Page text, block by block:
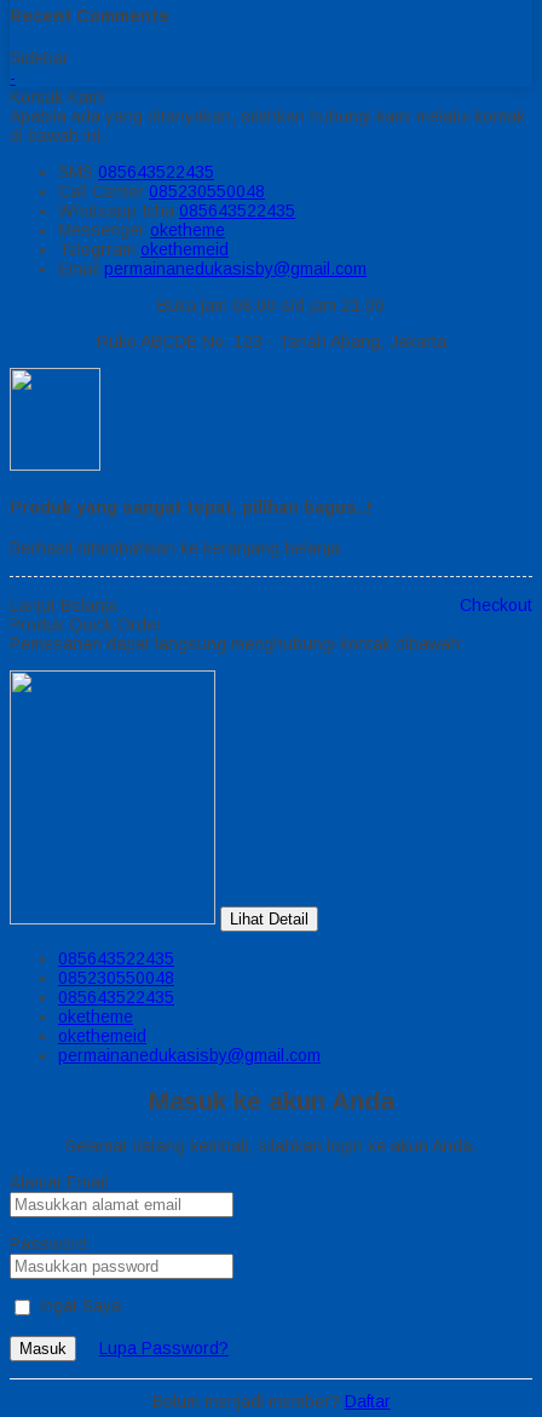
Recent Comments
Sidebar
-
Kontak Kami
Apabila ada yang ditanyakan, silahkan hubungi kami melalui kontak
di bawah ini.
SMS 085643522435
Call Center 085230550048
Whatsapp Icha 085643522435
Messenger oketheme
Telegrram okethemeid
Email permainanedukasisby@gmail.com
Buka jam 08.00 s/d jam 21.00
Ruko ABCDE No. 123 - Tanah Abang, Jakarta
Produk yang sangat tepat, pilihan bagus..!
Berhasil ditambahkan ke keranjang belanja
Lanjut Belanja
Checkout
Produk Quick Order
Pemesanan dapat langsung menghubungi kontak dibawah:
Lihat Detail
085643522435
085230550048
085643522435
oketheme
okethemeid
permainanedukasisby@gmail.com
Masuk ke akun Anda
Selamat datang kembali, silahkan login ke akun Anda.
Alamat Email
Password
Ingat Saya
Masuk Lupa Password?
Belum menjadi member? Daftar